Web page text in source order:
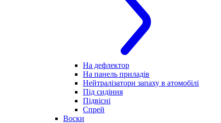
На дефлектор
На панель приладів
Нейтралізатори запаху в атомобілі
Під сидіння
Підвісні
Спрей
Воски